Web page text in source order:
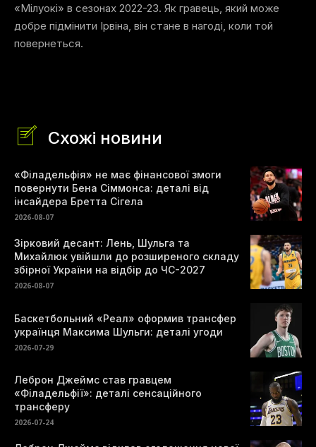
«Мілуокі» в сезонах 2022-23. Як гравець, який може
добре підмінити Ірвіна, він стане в нагоді, коли той
повернеться.
Схожі новини
«Філадельфія» не має фінансової змоги
повернути Бена Сіммонса: деталі від
інсайдера Бретта Сігела
2026-08-07
Зірковий десант: Лень, Шульга та
Михайлюк увійшли до розширеного складу
збірної України на відбір до ЧС-2027
2026-08-07
Баскетбольний «Реал» оформив трансфер
українця Максима Шульги: деталі угоди
2026-07-29
Леброн Джеймс став гравцем
«Філадельфії»: деталі сенсаційного
трансферу
2026-07-24